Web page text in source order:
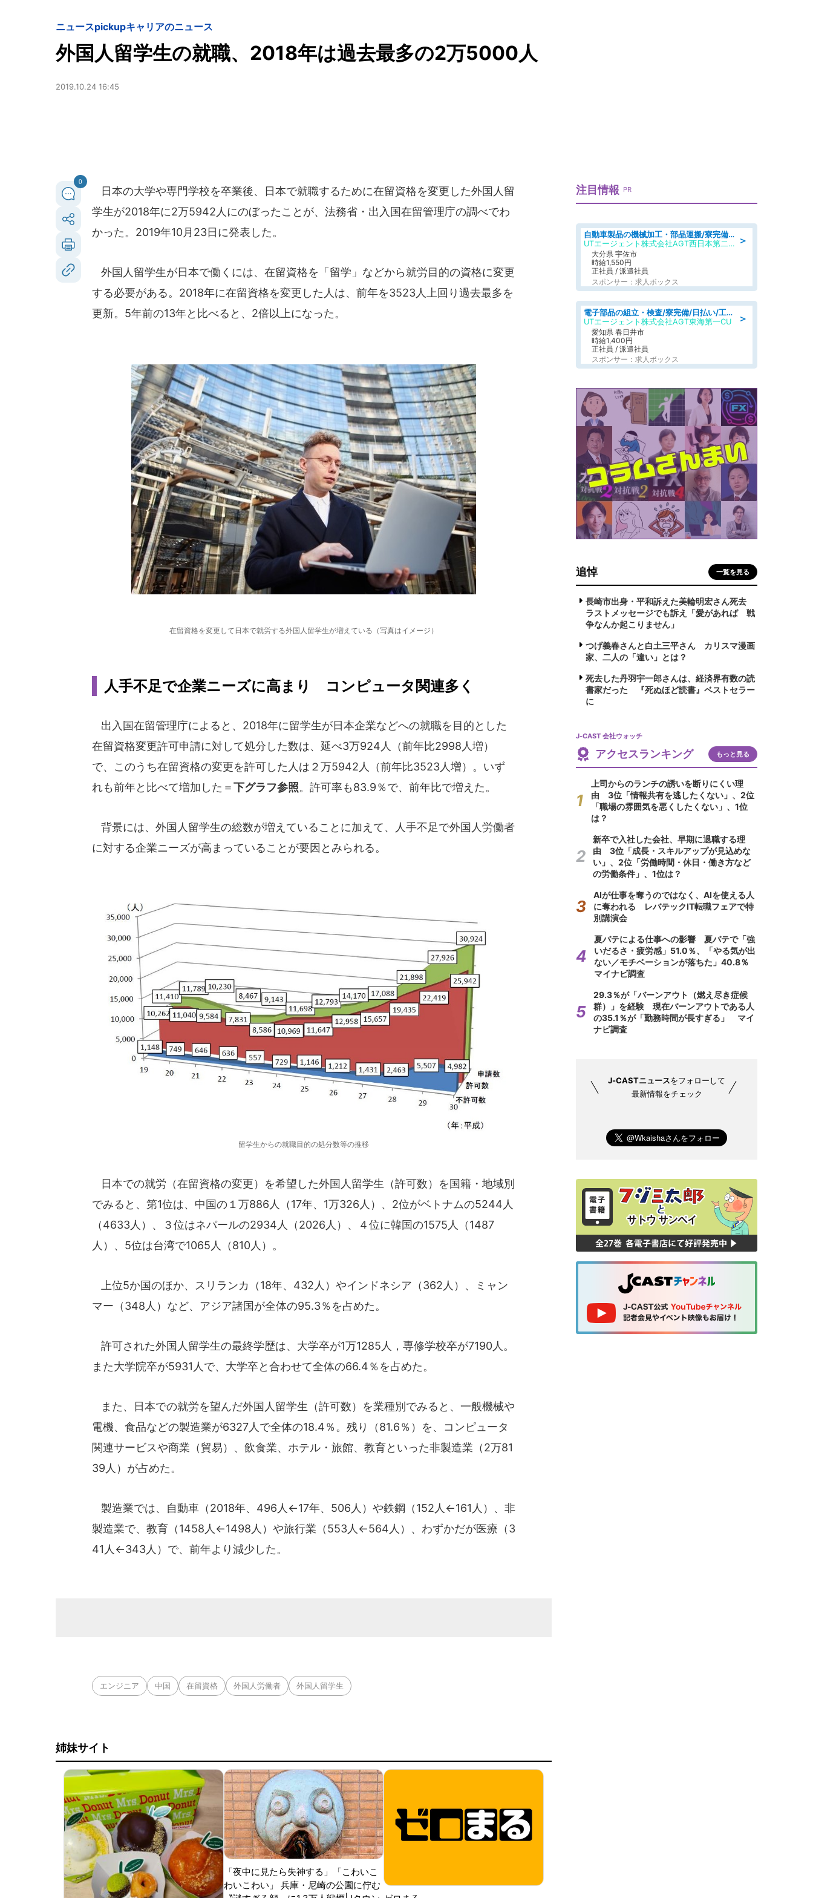
ニュースpickupキャリアのニュース
外国人留学生の就職、2018年は過去最多の2万5000人
2019.10.24 16:45
0
日本の大学や専門学校を卒業後、日本で就職するために在留資格を変更した外国人留
学生が2018年に2万5942人にのぼったことが、法務省・出入国在留管理庁の調べでわ
かった。2019年10月23日に発表した。
外国人留学生が日本で働くには、在留資格を「留学」などから就労目的の資格に変更
する必要がある。2018年に在留資格を変更した人は、前年を3523人上回り過去最多を
更新。5年前の13年と比べると、2倍以上になった。
在留資格を変更して日本で就労する外国人留学生が増えている（写真はイメージ）
人手不足で企業ニーズに高まり コンピュータ関連多く
出入国在留管理庁によると、2018年に留学生が日本企業などへの就職を目的とした
在留資格変更許可申請に対して処分した数は、延べ3万924人（前年比2998人増）
で、このうち在留資格の変更を許可した人は２万5942人（前年比3523人増）。いず
れも前年と比べて増加した＝下グラフ参照。許可率も83.9％で、前年比で増えた。
背景には、外国人留学生の総数が増えていることに加えて、人手不足で外国人労働者
に対する企業ニーズが高まっていることが要因とみられる。
留学生からの就職目的の処分数等の推移
日本での就労（在留資格の変更）を希望した外国人留学生（許可数）を国籍・地域別
でみると、第1位は、中国の１万886人（17年、1万326人）、2位がベトナムの5244人
（4633人）、３位はネパールの2934人（2026人）、４位に韓国の1575人（1487
人）、5位は台湾で1065人（810人）。
上位5か国のほか、スリランカ（18年、432人）やインドネシア（362人）、ミャン
マー（348人）など、アジア諸国が全体の95.3％を占めた。
許可された外国人留学生の最終学歴は、大学卒が1万1285人，専修学校卒が7190人。
また大学院卒が5931人で、大学卒と合わせて全体の66.4％を占めた。
また、日本での就労を望んだ外国人留学生（許可数）を業種別でみると、一般機械や
電機、食品などの製造業が6327人で全体の18.4％。残り（81.6％）を、コンピュータ
関連サービスや商業（貿易）、飲食業、ホテル・旅館、教育といった非製造業（2万81
39人）が占めた。
製造業では、自動車（2018年、496人←17年、506人）や鉄鋼（152人←161人）、非
製造業で、教育（1458人←1498人）や旅行業（553人←564人）、わずかだが医療（3
41人←343人）で、前年より減少した。
エンジニア 中国 在留資格 外国人労働者 外国人留学生
姉妹サイト
「夜中に見たら失神する」「こわいこ
わいこわい」 兵庫・尼崎の公園に佇む
注目情報 PR
＞
自動車製品の機械加工・部品運搬/寮完備/日払い/工場・製造
UTエージェント株式会社AGT西日本第二CU
大分県 宇佐市
時給1,550円
正社員 / 派遣社員
スポンサー：求人ボックス
＞
電子部品の組立・検査/寮完備/日払い/工場・製造
UTエージェント株式会社AGT東海第一CU
愛知県 春日井市
時給1,400円
正社員 / 派遣社員
スポンサー：求人ボックス
追悼 一覧を見る
長崎市出身・平和訴えた美輪明宏さん死去
ラストメッセージでも訴え「愛があれば 戦
争なんか起こりません」
つげ義春さんと白土三平さん カリスマ漫画
家、二人の「違い」とは？
死去した丹羽宇一郎さんは、経済界有数の読
書家だった 『死ぬほど読書』ベストセラー
に
J-CAST 会社ウォッチ
アクセスランキング もっと見る
上司からのランチの誘いを断りにくい理
由 3位「情報共有を逃したくない」、2位
「職場の雰囲気を悪くしたくない」、1位
は？
新卒で入社した会社、早期に退職する理
由 3位「成長・スキルアップが見込めな
い」、2位「労働時間・休日・働き方など
の労働条件」、1位は？
AIが仕事を奪うのではなく、AIを使える人
に奪われる レバテックIT転職フェアで特
別講演会
夏バテによる仕事への影響 夏バテで「強
いだるさ・疲労感」51.0％、「やる気が出
ない／モチベーションが落ちた」40.8％
マイナビ調査
29.3％が「バーンアウト（燃え尽き症候
群）」を経験 現在バーンアウトである人
の35.1％が「勤務時間が長すぎる」 マイ
ナビ調査
J-CASTニュースをフォローして
最新情報をチェック